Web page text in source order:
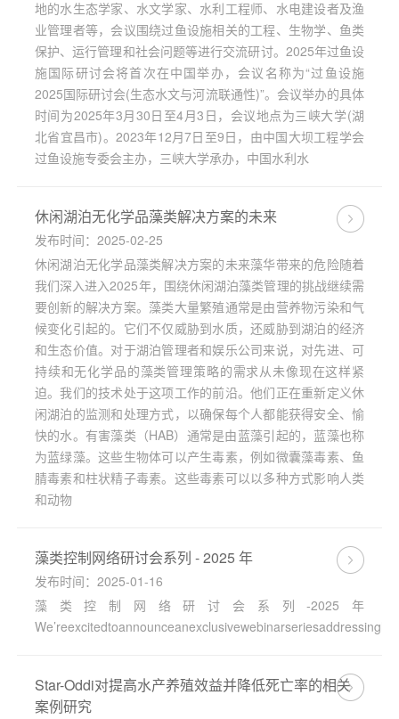
地的水生态学家、水文学家、水利工程师、水电建设者及渔
业管理者等，会议围绕过鱼设施相关的工程、生物学、鱼类
保护、运行管理和社会问题等进行交流研讨。2025年过鱼设
施国际研讨会将首次在中国举办，会议名称为“过鱼设施
2025国际研讨会(生态水文与河流联通性)”。会议举办的具体
时间为2025年3月30日至4月3日，会议地点为三峡大学(湖
北省宜昌市)。2023年12月7日至9日，由中国大坝工程学会
过鱼设施专委会主办，三峡大学承办，中国水利水
休闲湖泊无化学品藻类解决方案的未来
发布时间：2025-02-25
休闲湖泊无化学品藻类解决方案的未来藻华带来的危险随着
我们深入进入2025年，围绕休闲湖泊藻类管理的挑战继续需
要创新的解决方案。藻类大量繁殖通常是由营养物污染和气
候变化引起的。它们不仅威胁到水质，还威胁到湖泊的经济
和生态价值。对于湖泊管理者和娱乐公司来说，对先进、可
持续和无化学品的藻类管理策略的需求从未像现在这样紧
迫。我们的技术处于这项工作的前沿。他们正在重新定义休
闲湖泊的监测和处理方式，以确保每个人都能获得安全、愉
快的水。有害藻类（HAB）通常是由蓝藻引起的，蓝藻也称
为蓝绿藻。这些生物体可以产生毒素，例如微囊藻毒素、鱼
腈毒素和柱状精子毒素。这些毒素可以以多种方式影响人类
和动物
藻类控制网络研讨会系列 - 2025 年
发布时间：2025-01-16
藻类控制网络研讨会系列-2025年
Star-Oddi对提高水产养殖效益并降低死亡率的相关
案例研究